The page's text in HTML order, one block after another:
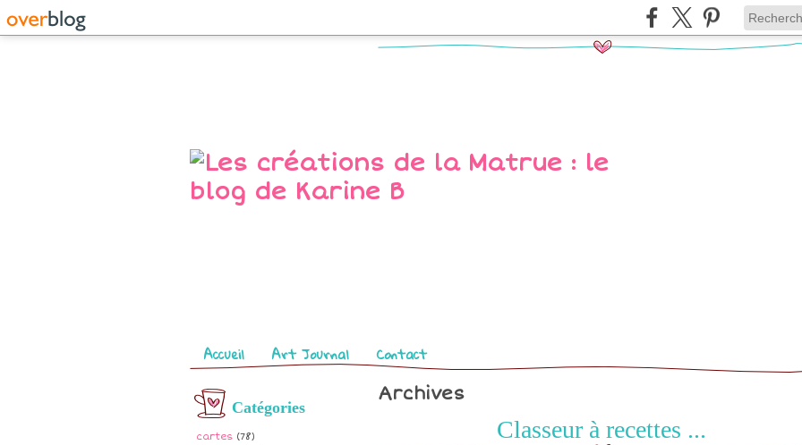
Pages
Accueil Art Journal Contact
Catégories
cartes (78)
Archives
Classeur à recettes ...